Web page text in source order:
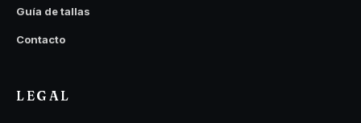
Guía de tallas
Contacto
LEGAL